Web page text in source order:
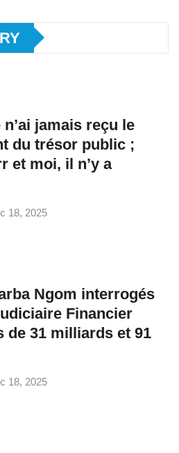
jamais reçu le
du trésor public ;
et moi, il n’y a
18, 2025
Ngom interrogés
Financier
de 31 milliards et 91
18, 2025